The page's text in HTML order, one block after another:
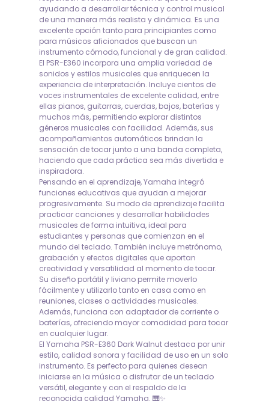
ayudando a desarrollar técnica y control musical
de una manera más realista y dinámica. Es una
excelente opción tanto para principiantes como
para músicos aficionados que buscan un
instrumento cómodo, funcional y de gran calidad.
El PSR-E360 incorpora una amplia variedad de
sonidos y estilos musicales que enriquecen la
experiencia de interpretación. Incluye cientos de
voces instrumentales de excelente calidad, entre
ellas pianos, guitarras, cuerdas, bajos, baterías y
muchos más, permitiendo explorar distintos
géneros musicales con facilidad. Además, sus
acompañamientos automáticos brindan la
sensación de tocar junto a una banda completa,
haciendo que cada práctica sea más divertida e
inspiradora.
Pensando en el aprendizaje, Yamaha integró
funciones educativas que ayudan a mejorar
progresivamente. Su modo de aprendizaje facilita
practicar canciones y desarrollar habilidades
musicales de forma intuitiva, ideal para
estudiantes y personas que comienzan en el
mundo del teclado. También incluye metrónomo,
grabación y efectos digitales que aportan
creatividad y versatilidad al momento de tocar.
Su diseño portátil y liviano permite moverlo
fácilmente y utilizarlo tanto en casa como en
reuniones, clases o actividades musicales.
Además, funciona con adaptador de corriente o
baterías, ofreciendo mayor comodidad para tocar
en cualquier lugar.
El Yamaha PSR-E360 Dark Walnut destaca por unir
estilo, calidad sonora y facilidad de uso en un solo
instrumento. Es perfecto para quienes desean
iniciarse en la música o disfrutar de un teclado
versátil, elegante y con el respaldo de la
reconocida calidad Yamaha. 🎹✨